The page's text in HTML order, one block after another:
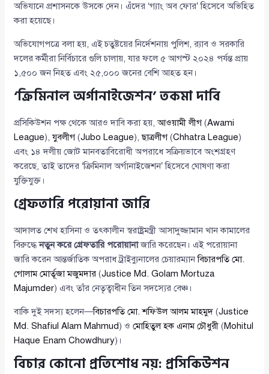
অভিযানে প্রশাসনকে উসকে দেন। এঁদের ‘গ্যাং অব ফোর’ হিসেবে অভিহিত
করা হয়েছে।
অভিযোগপত্রে বলা হয়, এই চতুষ্টয়ের নির্দেশনায় পুলিশ, র‍্যাব ও সরকারি
দলের কর্মীরা নির্বিচারে গুলি চালায়, যার ফলে ৫ আগস্ট ২০২৪ পর্যন্ত প্রায়
১,৫০০ জন নিহত এবং ২৫,০০০ জনের বেশি আহত হন।
‘ক্রিমিনাল অর্গানাইজেশন’ তকমা দাবি
প্রসিকিউশন পক্ষ থেকে আরও দাবি করা হয়,আওয়ামী লীগ(Awami
League),যুবলীগ(Jubo League),ছাত্রলীগ(Chhatra League)
এবং ১৪ দলীয় জোট মানবতাবিরোধী অপরাধে সক্রিয়ভাবে অংশগ্রহণ
করেছে, তাই তাদের ‘ক্রিমিনাল অর্গানাইজেশন’ হিসেবে ঘোষণা করা
যুক্তিযুক্ত।
গ্রেফতারি পরোয়ানা জারি
আদালত শেখ হাসিনা ও তৎকালীন স্বরাষ্ট্রমন্ত্রী আসাদুজ্জামান খান কামালের
বিরুদ্ধেনতুন করে গ্রেফতারি পরোয়ানাজারি করেছেন। এই পরোয়ানা
জারি করেন আন্তর্জাতিক অপরাধ ট্রাইব্যুনালের চেয়ারম্যানবিচারপতি মো.
গোলাম মোর্তূজা মজুমদার (Justice Md. Golam Mortuza
Majumder) এবং তাঁর নেতৃত্বাধীন তিন সদস্যের বেঞ্চ।
বাকি দুই সদস্য হলেন—বিচারপতি মো. শফিউল আলম মাহমুদ (Justice
Md. Shafiul Alam Mahmud) ওমোহিতুল হক এনাম চৌধুরী (Mohitul
Haque Enam Chowdhury)।
বিচার কোনো প্রতিশোধ নয়: প্রসিকিউশন